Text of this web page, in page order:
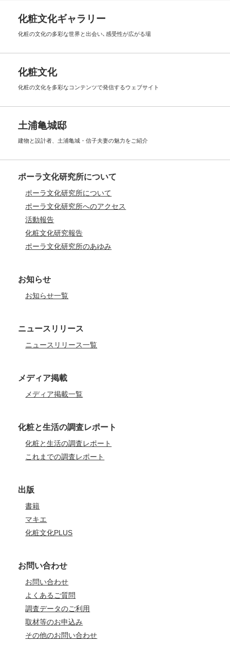
化粧文化ギャラリー
化粧の文化の多彩な世界と出会い､ 感受性が広がる場
化粧文化
化粧の文化を多彩なコンテンツで発信するウェブサイト
土浦亀城邸
建物と設計者、土浦亀城・信子夫妻の魅力をご紹介
ポーラ文化研究所について
ポーラ文化研究所について
ポーラ文化研究所へのアクセス
活動報告
化粧文化研究報告
ポーラ文化研究所のあゆみ
お知らせ
お知らせ一覧
ニュースリリース
ニュースリリース一覧
メディア掲載
メディア掲載一覧
化粧と生活の調査レポート
化粧と生活の調査レポート
これまでの調査レポート
出版
書籍
マキエ
化粧文化PLUS
お問い合わせ
お問い合わせ
よくあるご質問
調査データのご利用
取材等のお申込み
その他のお問い合わせ